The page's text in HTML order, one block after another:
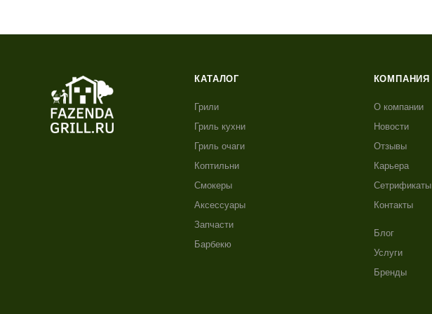
КАТАЛОГ
Грили
Гриль кухни
Гриль очаги
Коптильни
Смокеры
Аксессуары
Запчасти
Барбекю
КОМПАНИЯ
О компании
Новости
Отзывы
Карьера
Сетрификаты
Контакты
Блог
Услуги
Бренды